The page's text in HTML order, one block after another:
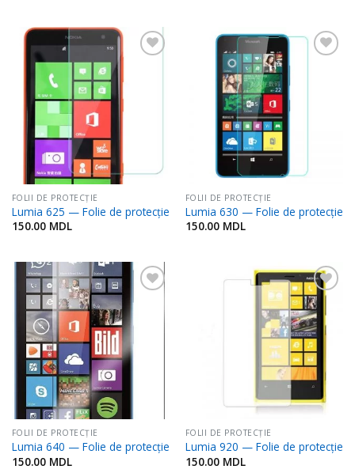
FOLII DE PROTECŢIE
Lumia 625 — Folie de protecție
150.00 MDL
FOLII DE PROTECŢIE
Lumia 630 — Folie de protecție
150.00 MDL
Adaugă
Favorite
FOLII DE PROTECŢIE
Lumia 640 — Folie de protecție
150.00 MDL
Adaugă
în
Favorite
FOLII DE PROTECŢIE
Lumia 920 — Folie de protecție
150.00 MDL